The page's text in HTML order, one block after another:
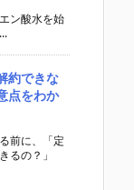
ン酸水を始
約できな
点をわか
前に、「定
るの？」